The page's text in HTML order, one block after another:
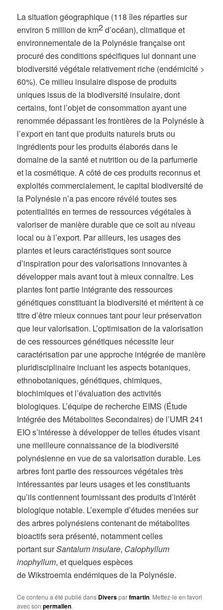
La situation géographique (118 îles réparties sur
environ 5 million de km2d’océan), climatique et
environnementale de la Polynésie française ont
procuré des conditions spécifiques lui donnant une
biodiversité végétale relativement riche (endémicité >
60%). Ce milieu insulaire dispose de produits
uniques issus de la biodiversité insulaire, dont
certains, font l’objet de consommation ayant une
renommée dépassant les frontières de la Polynésie à
l’export en tant que produits naturels bruts ou
ingrédients pour les produits élaborés dans le
domaine de la santé et nutrition ou de la parfumerie
et la cosmétique. A côté de ces produits reconnus et
exploités commercialement, le capital biodiversité de
la Polynésie n’a pas encore révélé toutes ses
potentialités en termes de ressources végétales à
valoriser de manière durable que ce soit au niveau
local ou à l’export. Par ailleurs, les usages des
plantes et leurs caractéristiques sont source
d’inspiration pour des valorisations innovantes à
développer mais avant tout à mieux connaître. Les
plantes font partie intégrante des ressources
génétiques constituant la biodiversité et méritent à ce
titre d’être mieux connues tant pour leur préservation
que leur valorisation. L’optimisation de la valorisation
de ces ressources génétiques nécessite leur
caractérisation par une approche intégrée de manière
pluridisciplinaire incluant les aspects botaniques,
ethnobotaniques, génétiques, chimiques,
biochimiques et l’évaluation des activités
biologiques. L’équipe de recherche EIMS (Étude
Intégrée des Métabolites Secondaires) de l’UMR 241
EIO s’intéresse à développer de telles études visant
une meilleure connaissance de la biodiversité
polynésienne en vue de sa valorisation durable. Les
arbres font partie des ressources végétales très
intéressantes par leurs usages et les constituants
qu’ils contiennent fournissant des produits d’intérêt
biologique notable. L’exemple d’études menées sur
des arbres polynésiens contenant de métabolites
bioactifs sera présenté, notamment celles
portant surSantalum insulare, Calophyllum
inophyllum,et quelques espèces
deWikstroemiaendémiques de la Polynésie.
Ce contenu a été publié dans Diversparfmartin. Mettez-le en favori
avec sonpermalien.